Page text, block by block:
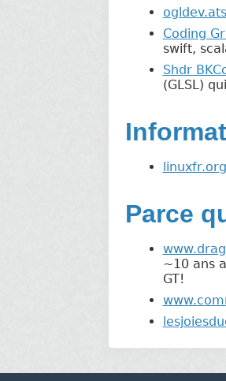
Coding
swift,
Shdr
(GLSL)
linuxfr.org
Parce
~10 ans
GT!